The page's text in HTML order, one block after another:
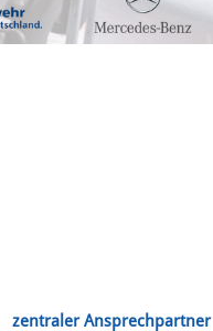
zentraler Ansprechpartner